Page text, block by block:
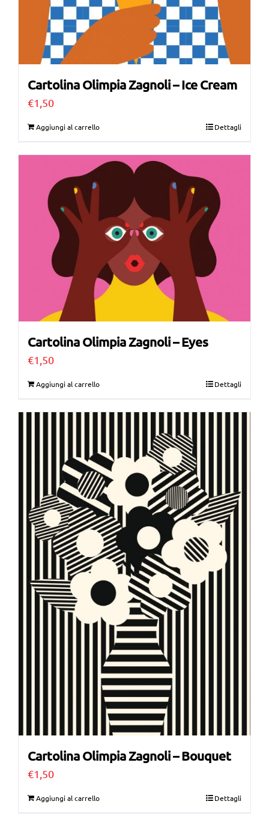
Cartolina Olimpia Zagnoli – Ice Cream
€1,50
Aggiungi al carrello Dettagli
Cartolina Olimpia Zagnoli – Eyes
€1,50
Aggiungi al carrello Dettagli
Cartolina Olimpia Zagnoli – Bouquet
€1,50
Aggiungi al carrello Dettagli